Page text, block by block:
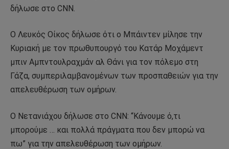
δήλωσε στο CNN.
Ο Λευκός Οίκος δήλωσε ότι ο Μπάιντεν μίλησε την
Κυριακή με τον πρωθυπουργό του Κατάρ Μοχάμεντ
μπιν Αμπντουλραχμάν αλ Θάνι για τον πόλεμο στη
Γάζα, συμπεριλαμβανομένων των προσπαθειών για την
απελευθέρωση των ομήρων.
Ο Νετανιάχου δήλωσε στο CNN: “Κάνουμε ό,τι
μπορούμε … και πολλά πράγματα που δεν μπορώ να
πω” για την απελευθέρωση των ομήρων.